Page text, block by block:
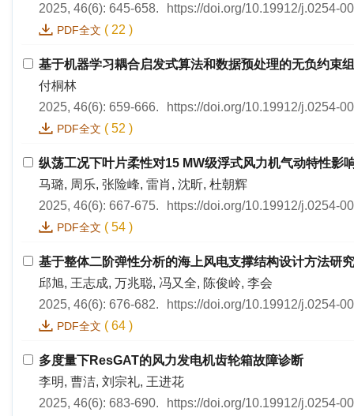
2025, 46(6): 645-658.
https://doi.org/10.19912/j.0254-
PDF全文 ( 22 )
基于机器学习耦合启发式算法和数据预处理的无负约束
付桐林
2025, 46(6): 659-666.
https://doi.org/10.19912/j.0254-
PDF全文 ( 52 )
纵荡工况下叶片柔性对15 MW级浮式风力机气动特性影
马璐, 周乐, 张险峰, 雷肖, 沈昕, 杜朝辉
2025, 46(6): 667-675.
https://doi.org/10.19912/j.0254-
PDF全文 ( 54 )
基于整体二阶弹性分析的海上风电支撑结构设计方法研究
邱旭, 王志成, 万兆聪, 冯又全, 陈俊岭, 李会
2025, 46(6): 676-682.
https://doi.org/10.19912/j.0254-
PDF全文 ( 64 )
多度量下ResGAT的风力发电机齿轮箱故障诊断
李明, 曹洁, 刘宗礼, 王进花
2025, 46(6): 683-690.
https://doi.org/10.19912/j.0254-